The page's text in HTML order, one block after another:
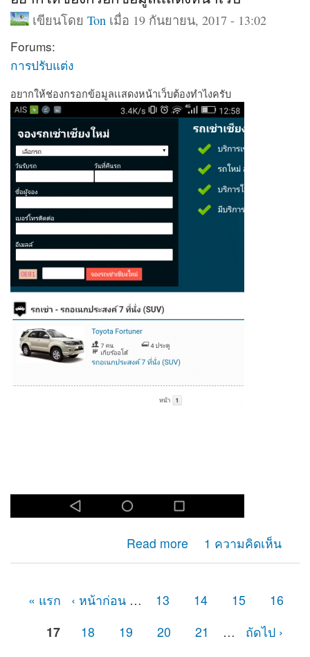
เขียนโดย Tonเมื่อ 19 กันยายน, 2017 - 13:02
Forums:
การปรับแต่ง
อยากให้ช่องกรอกข้อมูลเเสดงหน้าเว็บต้องทำไงครับ
Read more
about อยากให้ช่องกรอกข้อมูลเเสดงหน้าเว็บ1 ความคิดเห็น
« แรก ‹ หน้าก่อน … 13 14 15
16
17
18 19 20 21 …
ถัดไป ›